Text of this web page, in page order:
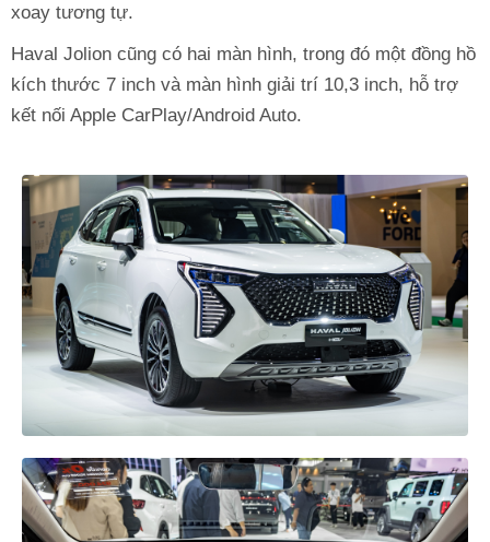
xoay tương tự.
Haval Jolion cũng có hai màn hình, trong đó một đồng hồ
kích thước 7 inch và màn hình giải trí 10,3 inch, hỗ trợ
kết nối Apple CarPlay/Android Auto.